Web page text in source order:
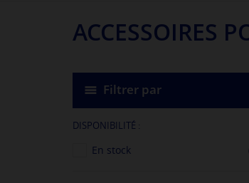
ACCESSOIRES
Filtrer par
DISPONIBILITÉ :
En stock